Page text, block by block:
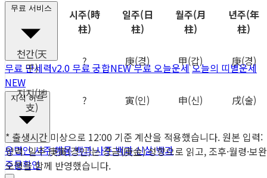
무료 서비스
무료 만세력v2.0 무료 궁합NEW무료 오늘운세 오늘의 띠별운세
NEW
지식 허브
유명인 사주해몽 백과사주 백과신살 백과
주문확인
시주(時
柱)
일주(日
柱)
월주(月
柱)
년주(年
柱)
천간(天
干)
? 庚(경) 甲(갑) 庚(경)
지지(地
支)
? 寅(인) 申(신) 戌(술)
* 출생시간 미상으로 12:00 기준 계산을 적용했습니다. 원본 입력:
양력. 일주 庚寅(경인)는 경금(庚金) 성향으로 읽고, 조후·월령·보완
오행을 함께 반영했습니다.